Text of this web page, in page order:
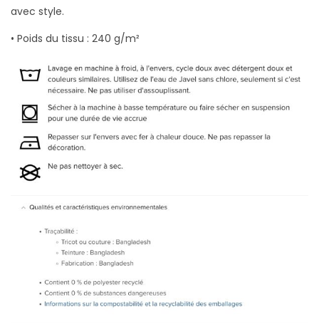
avec style.
• Poids du tissu : 240 g/m²